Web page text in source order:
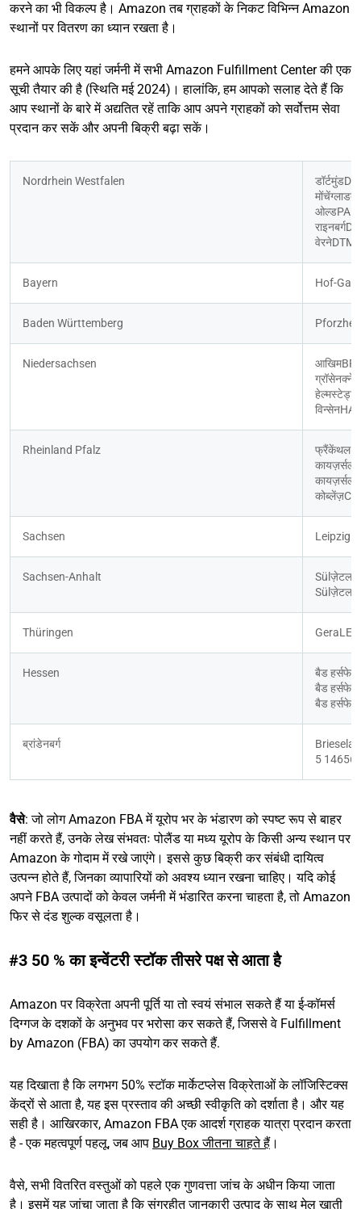
करने का भी विकल्प है। Amazon तब ग्राहकों के निकट विभिन्न Amazon
स्थानों पर वितरण का ध्यान रखता है।
हमने आपके लिए यहां जर्मनी में सभी Amazon Fulfillment Center की एक
सूची तैयार की है (स्थिति मई 2024)। हालांकि, हम आपको सलाह देते हैं कि
आप स्थानों के बारे में अद्यतित रहें ताकि आप अपने ग्राहकों को सर्वोत्तम सेवा
प्रदान कर सकें और अपनी बिक्री बढ़ा सकें।
Nordrhein Westfalen
Bayern Hof-
Baden Württemberg
Niedersachsen
Rheinland Pfalz
Sachsen
Sachsen-Anhalt
Sülज़ेटल
Sülज़ेटल
Thüringen
Hessen
बैड
बैड
बैड
ब्रांडेनबर्ग
5 14656
वैसे: जो लोग Amazon FBA में यूरोप भर के भंडारण को स्पष्ट रूप से बाहर
नहीं करते हैं, उनके लेख संभवतः पोलैंड या मध्य यूरोप के किसी अन्य स्थान पर
Amazon के गोदाम में रखे जाएंगे। इससे कुछ बिक्री कर संबंधी दायित्व
उत्पन्न होते हैं, जिनका व्यापारियों को अवश्य ध्यान रखना चाहिए। यदि कोई
अपने FBA उत्पादों को केवल जर्मनी में भंडारित करना चाहता है, तो Amazon
फिर से दंड शुल्क वसूलता है।
#3 50 % का इन्वेंटरी स्टॉक तीसरे पक्ष से आता है
Amazon पर विक्रेता अपनी पूर्ति या तो स्वयं संभाल सकते हैं या ई-कॉमर्स
दिग्गज के दशकों के अनुभव पर भरोसा कर सकते हैं, जिससे वे Fulfillment
by Amazon (FBA) का उपयोग कर सकते हैं.
यह दिखाता है कि लगभग 50% स्टॉक मार्केटप्लेस विक्रेताओं के लॉजिस्टिक्स
केंद्रों से आता है, यह इस प्रस्ताव की अच्छी स्वीकृति को दर्शाता है। और यह
सही है। आखिरकार, Amazon FBA एक आदर्श ग्राहक यात्रा प्रदान करता
है - एक महत्वपूर्ण पहलू, जब आप Buy Box जीतना चाहते हैं ।
वैसे, सभी वितरित वस्तुओं को पहले एक गुणवत्ता जांच के अधीन किया जाता
है। इसमें यह जांचा जाता है कि संग्रहीत जानकारी उत्पाद के साथ मेल खाती